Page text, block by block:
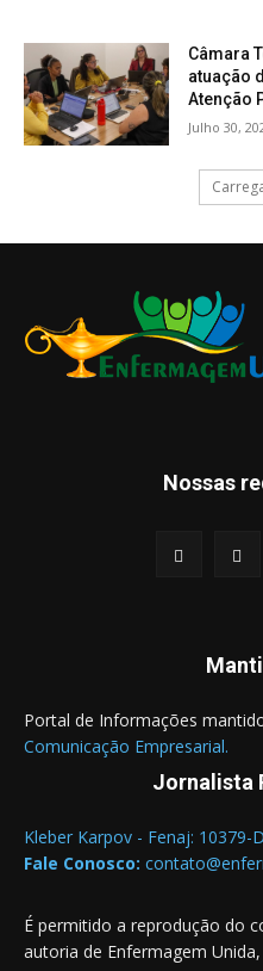
Câmara
atuação
Atenção
Julho 30,
Nossas
Portal de Informações
Comunicação Empresarial.
Jornalista
Kleber Karpov - Fenaj: 10379-
Fale Conosco:
É permitido a reprodução do
autoria de Enfermagem